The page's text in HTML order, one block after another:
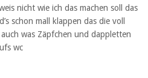
nicht wie ich das machen soll das
schon mall klappen das die voll
was Zäpfchen und dappletten
wc